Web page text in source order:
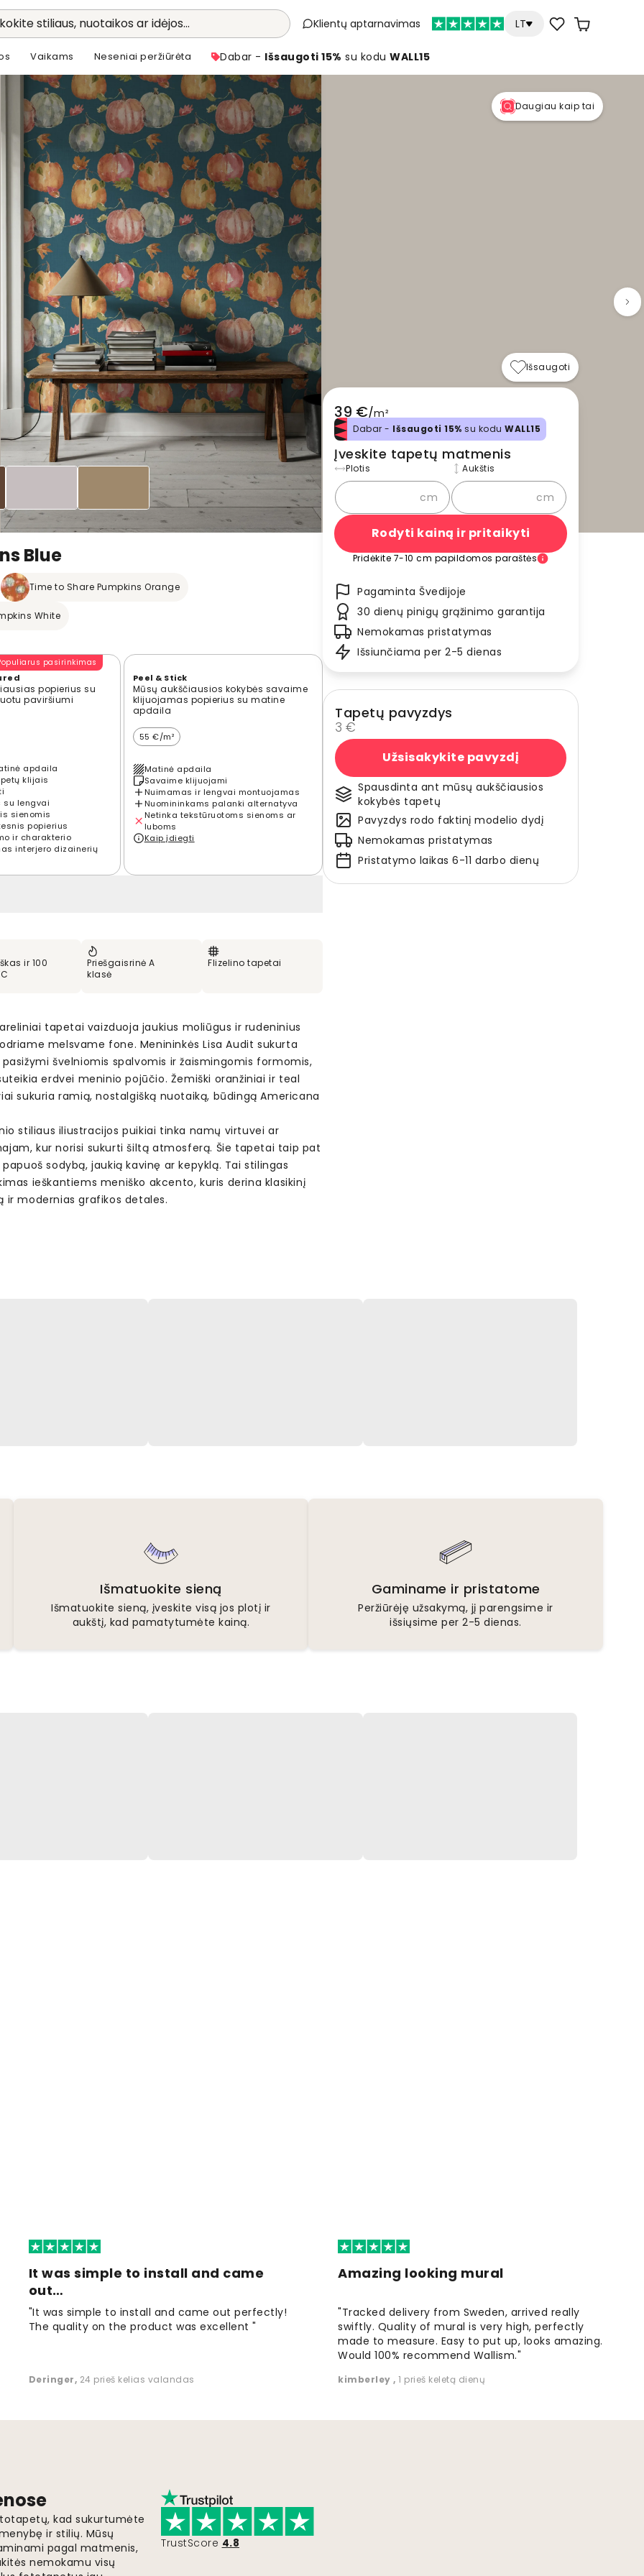
stiliaus, nuotaikos ar idėjos... Klientų aptarnavimas LT
Vaikams Neseniai peržiūrėta Dabar - Išsaugoti 15% su koduWALL15
Daugiau kaip tai
Blue
Time to Share Pumpkins Orange
White
pasirinkimas
popierius su
paviršiumi
apdaila
klijais
su lengvai
sienomis
popierius
ir charakterio
interjero dizainerių
Peel & Stick
Mūsų aukščiausios kokybės savaime
klijuojamas popierius su matine
apdaila
55 €/m²
Matinė apdaila
Savaime klijuojami
Nuimamas ir lengvai montuojamas
Nuomininkams palanki alternatyva
Netinka tekstūruotoms sienoms ar
luboms
Kaip įdiegti
ir 100
Priešgaisrinė A
klasė
Flizelino tapetai
tapetai vaizduoja jaukius moliūgus ir rudeninius
melsvame fone. Menininkės Lisa Audit sukurta
švelniomis spalvomis ir žaismingomis formomis,
erdvei meninio pojūčio. Žemiški oranžiniai ir teal
sukuria ramią, nostalgišką nuotaiką, būdingą Americana
stiliaus iliustracijos puikiai tinka namų virtuvei ar
kur norisi sukurti šiltą atmosferą. Šie tapetai taip pat
sodybą, jaukią kavinę ar kepyklą. Tai stilingas
ieškantiems meniško akcento, kuris derina klasikinį
ir modernias grafikos detales.
Išsaugoti
39 €/m²
Dabar - Išsaugoti 15% su kodu WALL15
Įveskite tapetų matmenis
Plotis
cm
Aukštis
cm
Rodyti kainą ir pritaikyti
Pridėkite 7-10 cm papildomos paraštės
Pagaminta Švedijoje
30 dienų pinigų grąžinimo garantija
Nemokamas pristatymas
Išsiunčiama per 2-5 dienas
Tapetų pavyzdys
3 €
Užsisakykite pavyzdį
Spausdinta ant mūsų aukščiausios
kokybės tapetų
Pavyzdys rodo faktinį modelio dydį
Nemokamas pristatymas
Pristatymo laikas 6-11 darbo dienų
Išmatuokite sieną
Išmatuokite sieną, įveskite visą jos plotį ir
aukštį, kad pamatytumėte kainą.
Gaminame ir pristatome
Peržiūrėję užsakymą, jį parengsime ir
išsiųsime per 2-5 dienas.
It was simple to install and came
out…
"It was simple to install and came out perfectly!
The quality on the product was excellent "
Deringer, 24 prieš kelias valandas
Amazing looking mural
"Tracked delivery from Sweden, arrived really
swiftly. Quality of mural is very high, perfectly
made to measure. Easy to put up, looks amazing.
Would 100% recommend Wallism."
kimberley, 1 prieš keletą dienų
kad sukurtumėte
ir stilių. Mūsų
pagal matmenis,
nemokamu visų
TrustScore 4.8